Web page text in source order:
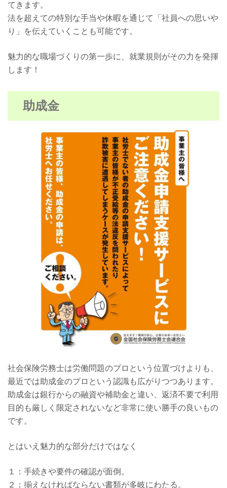
てきます。
法を超えての特別な手当や休暇を通じて「社員への思いや
り」を伝えていくことも可能です。
魅力的な職場づくりの第一歩に、就業規則がその力を発揮
します！
助成金
社会保険労務士は労働問題のプロという位置づけよりも、
最近では助成金のプロという認識も広がりつつあります。
助成金は銀行からの融資や補助金と違い、返済不要で利用
目的も厳しく限定されないなど非常に使い勝手の良いもの
です。
とはいえ魅力的な部分だけではなく
１：手続きや要件の確認が面倒。
２：揃えなければならない書類が多岐にわたる。